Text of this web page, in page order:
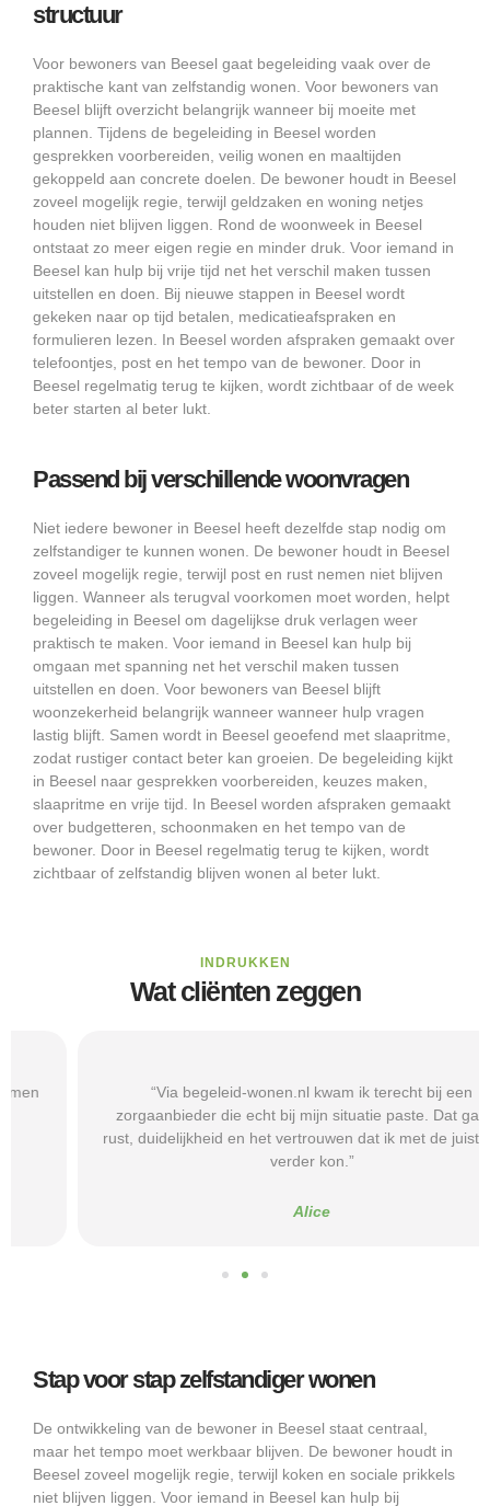
structuur
Voor bewoners van Beesel gaat begeleiding vaak over de
praktische kant van zelfstandig wonen. Voor bewoners van
Beesel blijft overzicht belangrijk wanneer bij moeite met
plannen. Tijdens de begeleiding in Beesel worden
gesprekken voorbereiden, veilig wonen en maaltijden
gekoppeld aan concrete doelen. De bewoner houdt in Beesel
zoveel mogelijk regie, terwijl geldzaken en woning netjes
houden niet blijven liggen. Rond de woonweek in Beesel
ontstaat zo meer eigen regie en minder druk. Voor iemand in
Beesel kan hulp bij vrije tijd net het verschil maken tussen
uitstellen en doen. Bij nieuwe stappen in Beesel wordt
gekeken naar op tijd betalen, medicatieafspraken en
formulieren lezen. In Beesel worden afspraken gemaakt over
telefoontjes, post en het tempo van de bewoner. Door in
Beesel regelmatig terug te kijken, wordt zichtbaar of de week
beter starten al beter lukt.
Passend bij verschillende woonvragen
Niet iedere bewoner in Beesel heeft dezelfde stap nodig om
zelfstandiger te kunnen wonen. De bewoner houdt in Beesel
zoveel mogelijk regie, terwijl post en rust nemen niet blijven
liggen. Wanneer als terugval voorkomen moet worden, helpt
begeleiding in Beesel om dagelijkse druk verlagen weer
praktisch te maken. Voor iemand in Beesel kan hulp bij
omgaan met spanning net het verschil maken tussen
uitstellen en doen. Voor bewoners van Beesel blijft
woonzekerheid belangrijk wanneer wanneer hulp vragen
lastig blijft. Samen wordt in Beesel geoefend met slaapritme,
zodat rustiger contact beter kan groeien. De begeleiding kijkt
in Beesel naar gesprekken voorbereiden, keuzes maken,
slaapritme en vrije tijd. In Beesel worden afspraken gemaakt
over budgetteren, schoonmaken en het tempo van de
bewoner. Door in Beesel regelmatig terug te kijken, wordt
zichtbaar of zelfstandig blijven wonen al beter lukt.
INDRUKKEN
Wat cliënten zeggen
“Via begeleid-wonen.nl kwam ik terecht bij een
zorgaanbieder die echt bij mijn situatie paste. Dat gaf mij
rust, duidelijkheid en het vertrouwen dat ik met de juiste hulp
verder kon.”
Stap voor stap zelfstandiger wonen
De ontwikkeling van de bewoner in Beesel staat centraal,
maar het tempo moet werkbaar blijven. De bewoner houdt in
Beesel zoveel mogelijk regie, terwijl koken en sociale prikkels
niet blijven liggen. Voor iemand in Beesel kan hulp bij